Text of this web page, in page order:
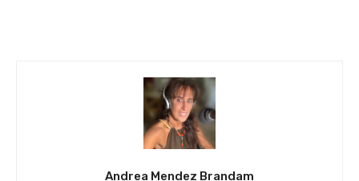
Andrea Mendez Brandam